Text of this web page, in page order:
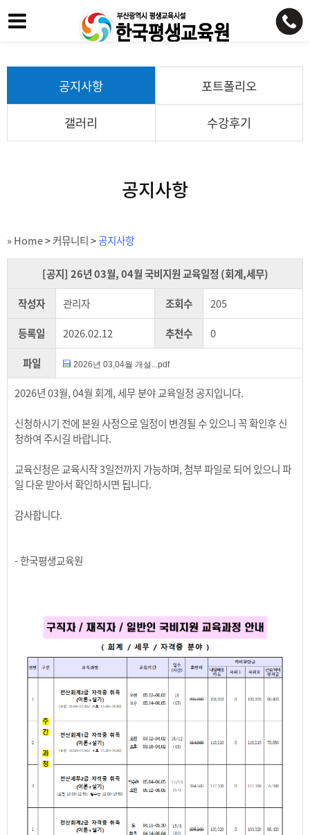
공지사항 포트폴리오
갤러리 수강후기
공지사항
» Home>커뮤니티>공지사항
[공지] 26년 03월, 04월 국비지원 교육일정 (회계,세무)
작성자
관리자 조회수
205
등록일
2026.02.12 추천수
0
파일
2026년 03,04월 개설...pdf
2026년 03월, 04월 회계, 세무 분야 교육일정 공지입니다.
신청하시기 전에 본원 사정으로 일정이 변경될 수 있으니 꼭 확인후 신
청하여 주시길 바랍니다.
교육신청은 교육시작 3일전까지 가능하며, 첨부 파일로 되어 있으니 파
일 다운 받아서 확인하시면 됩니다.
감사합니다.
- 한국평생교육원